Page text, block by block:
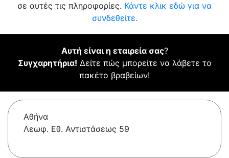
σε αυτές τις πληροφορίες. Κάντε κλικ εδώ για να
συνδεθείτε.
Αυτή είναι η εταιρεία σας?
Συγχαρητήρια! Δείτε πώς μπορείτε να λάβετε το
πακέτο βραβείων!
Αθήνα
Λεωφ. Εθ. Αντιστάσεως 59